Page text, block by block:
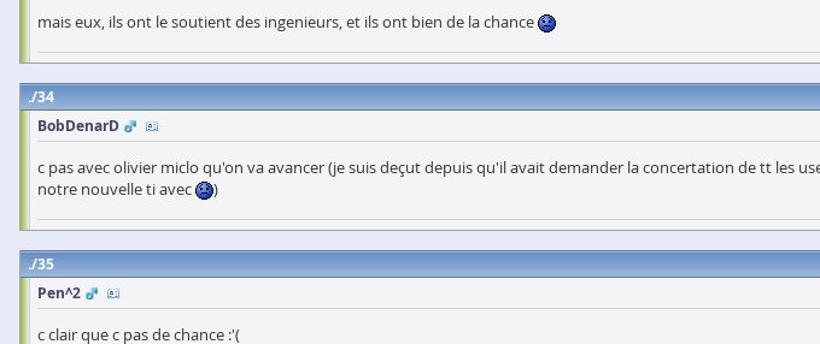
mais eux, ils ont le soutient des ingenieurs, et ils ont bien de la chance
34
BobDenarD
c pas avec olivier miclo qu'on va avancer (je suis deçut depuis qu'il avait demander la concertation de tt les
notre nouvelle ti avec
)
35
Pen^2
c clair que c pas de chance :'(